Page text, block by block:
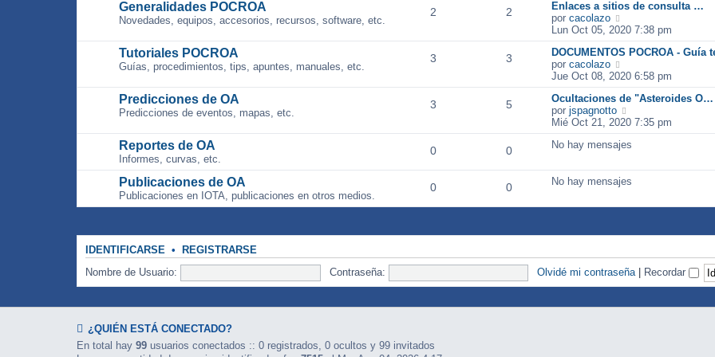
s
a
j
e
m
o
m
e
n
s
a
j
e
Generalidades POCROA
Novedades, equipos, accesorios, recursos, software, etc.
2 2
Enlaces a sitios de consulta …
por cacolazo
e
r
ú
t
i
m
o
m
e
n
a
j
Lun Oct 05, 2020 7:38 pm
Tutoriales POCROA
Guías, procedimientos, tips, apuntes, manuales, etc.
3 3
DOCUMENTOS POCROA - Guía
por cacolazo
e
r
ú
l
t
i
m
m
e
s
Jue Oct 08, 2020 6:58 pm
Predicciones de OA
Predicciones de eventos, mapas, etc.
3 5
Ocultaciones de "Asteroides O…
por jspagnotto
e
r
ú
t
i
o
j
e
Mié Oct 21, 2020 7:35 pm
Reportes de OA
Informes, curvas, etc.
0 0 No hay mensajes
Publicaciones de OA
Publicaciones en IOTA, publicaciones en otros medios.
0 0 No hay mensajes
IDENTIFICARSE • REGISTRARSE
Nombre de Usuario: Contraseña: Olvidé mi contraseña | Recordar
¿QUIÉN ESTÁ CONECTADO?
En total hay 99 usuarios conectados :: 0 registrados, 0 ocultos y 99 invitados